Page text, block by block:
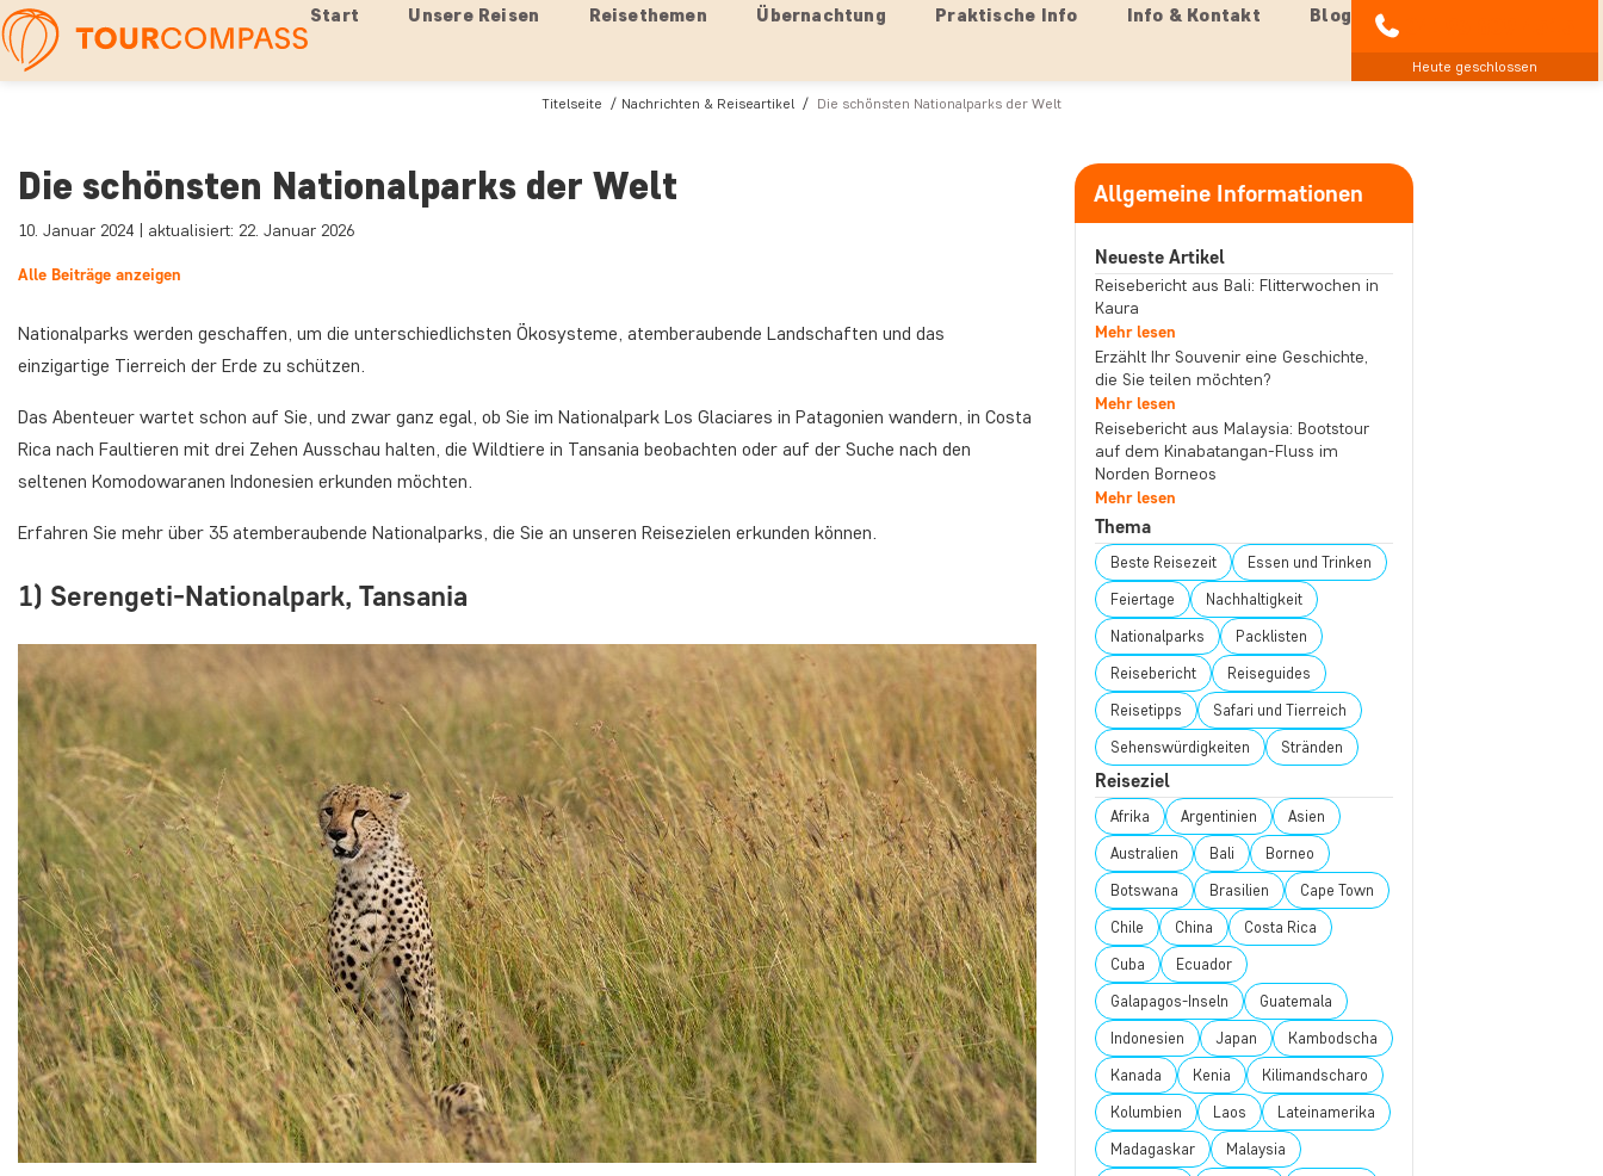
Start Unsere Reisen Reisethemen Übernachtung Praktische Info Info & Kontakt Blog
Heute geschlossen
Titelseite Nachrichten & Reiseartikel Die schönsten Nationalparks der Welt
Die schönsten Nationalparks der Welt
10. Januar 2024 | aktualisiert: 22. Januar 2026
Alle Beiträge anzeigen
Nationalparks werden geschaffen, um die unterschiedlichsten Ökosysteme, atemberaubende Landschaften und das
einzigartige Tierreich der Erde zu schützen.
Das Abenteuer wartet schon auf Sie, und zwar ganz egal, ob Sie im Nationalpark Los Glaciares in Patagonien wandern, in Costa
Rica nach Faultieren mit drei Zehen Ausschau halten, die Wildtiere in Tansania beobachten oder auf der Suche nach den
seltenen Komodowaranen Indonesien erkunden möchten.
Erfahren Sie mehr über 35 atemberaubende Nationalparks, die Sie an unseren Reisezielen erkunden können.
1) Serengeti-Nationalpark, Tansania
Allgemeine Informationen
Neueste Artikel
Reisebericht aus Bali: Flitterwochen in
Kaura
Mehr lesen
Erzählt Ihr Souvenir eine Geschichte,
die Sie teilen möchten?
Mehr lesen
Reisebericht aus Malaysia: Bootstour
auf dem Kinabatangan-Fluss im
Norden Borneos
Mehr lesen
Thema
Beste Reisezeit Essen und Trinken
Feiertage Nachhaltigkeit
Nationalparks Packlisten
Reisebericht Reiseguides
Reisetipps Safari und Tierreich
Sehenswürdigkeiten Stränden
Reiseziel
Afrika Argentinien Asien
Australien Bali Borneo
Botswana Brasilien Cape Town
Chile China Costa Rica
Cuba Ecuador
Galapagos-Inseln Guatemala
Indonesien Japan Kambodscha
Kanada Kenia Kilimandscharo
Kolumbien Laos Lateinamerika
Madagaskar Malaysia